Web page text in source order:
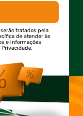
tratados pela
de atender às
e informações